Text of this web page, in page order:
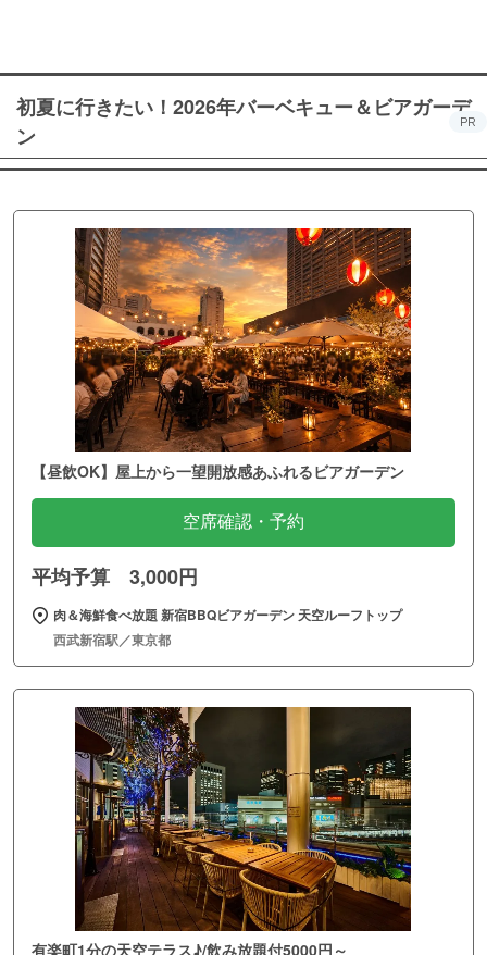
初夏に行きたい！2026年バーベキュー＆ビアガーデ
ン
PR
【昼飲OK】屋上から一望開放感あふれるビアガーデン
空席確認・予約
平均予算 3,000円
肉＆海鮮食べ放題 新宿BBQビアガーデン 天空ルーフトップ
西武新宿駅／東京都
有楽町1分の天空テラス♪/飲み放題付5000円～